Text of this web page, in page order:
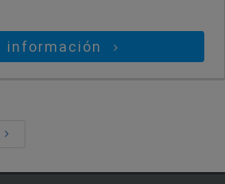
información